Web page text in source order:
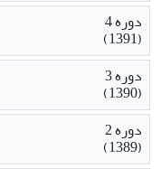
دوره 4
(1391)
دوره 3
(1390)
دوره 2
(1389)